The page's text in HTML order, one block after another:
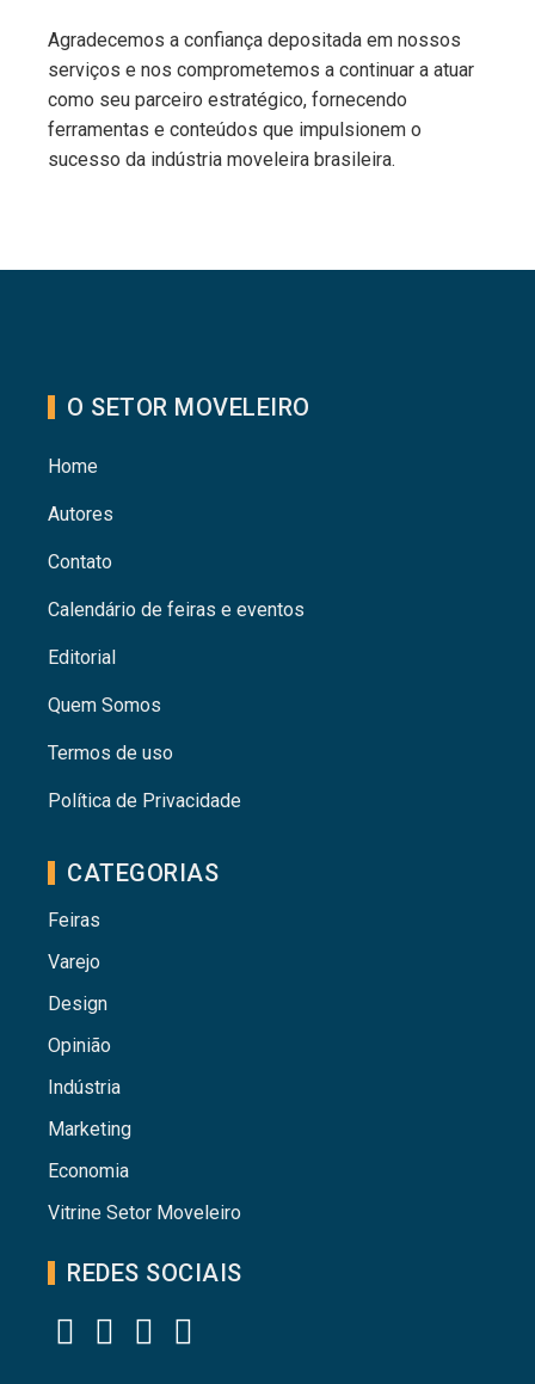
Agradecemos a confiança depositada em nossos
serviços e nos comprometemos a continuar a atuar
como seu parceiro estratégico, fornecendo
ferramentas e conteúdos que impulsionem o
sucesso da indústria moveleira brasileira.
O SETOR MOVELEIRO
Home
Autores
Contato
Calendário de feiras e eventos
Editorial
Quem Somos
Termos de uso
Política de Privacidade
CATEGORIAS
Feiras
Varejo
Design
Opinião
Indústria
Marketing
Economia
Vitrine Setor Moveleiro
REDES SOCIAIS